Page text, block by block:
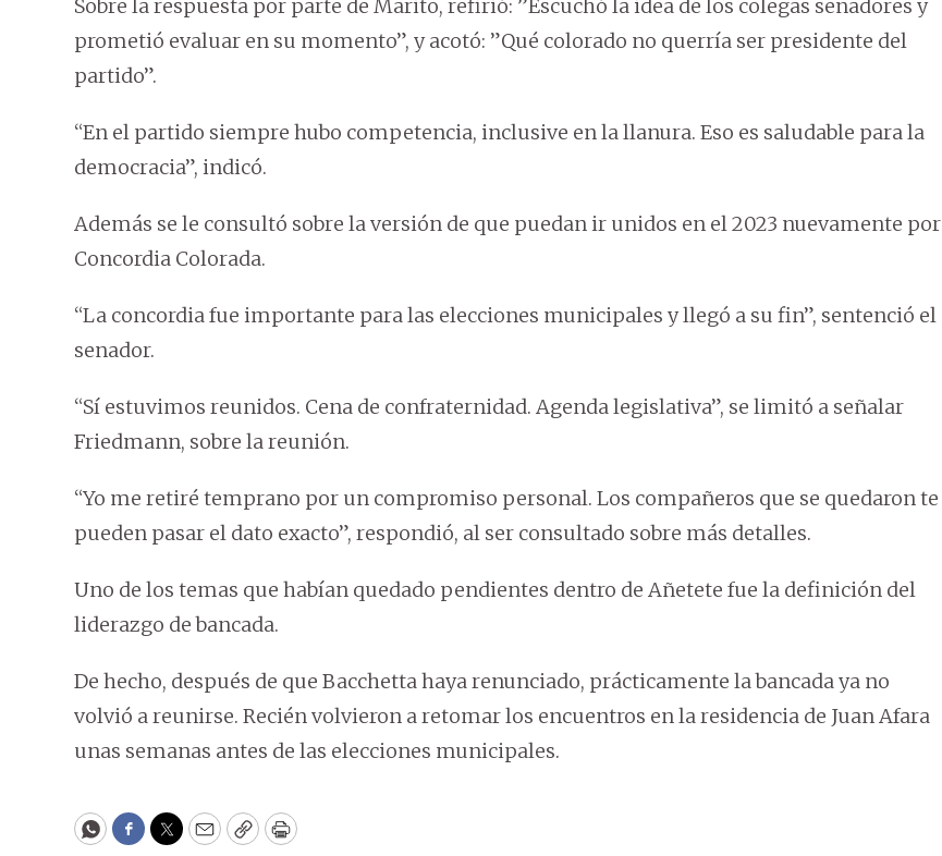
Sobre la respuesta por parte de Marito, refirió: ”Escuchó la idea de los colegas senadores y
prometió evaluar en su momento”, y acotó: ”Qué colorado no querría ser presidente del
partido”.
“En el partido siempre hubo competencia, inclusive en la llanura. Eso es saludable para la
democracia”, indicó.
Además se le consultó sobre la versión de que puedan ir unidos en el 2023 nuevamente por
Concordia Colorada.
“La concordia fue importante para las elecciones municipales y llegó a su fin”, sentenció el
senador.
“Sí estuvimos reunidos. Cena de confraternidad. Agenda legislativa”, se limitó a señalar
Friedmann, sobre la reunión.
“Yo me retiré temprano por un compromiso personal. Los compañeros que se quedaron te
pueden pasar el dato exacto”, respondió, al ser consultado sobre más detalles.
Uno de los temas que habían quedado pendientes dentro de Añetete fue la definición del
liderazgo de bancada.
De hecho, después de que Bacchetta haya renunciado, prácticamente la bancada ya no
volvió a reunirse. Recién volvieron a retomar los encuentros en la residencia de Juan Afara
unas semanas antes de las elecciones municipales.
WhatsApp
Facebook
Twitter
EmailCopyPrint